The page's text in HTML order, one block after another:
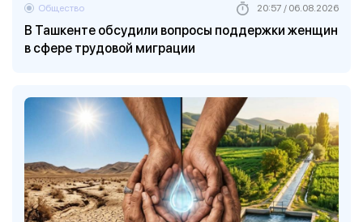
В Ташкенте обсудили вопросы поддержки женщин
в сфере трудовой миграции
Общество 20:57 / 06.08.2026